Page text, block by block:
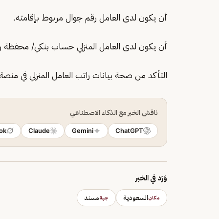
أن يكون لدى العامل رقم جوال مربوط بإقامته.
أن يكون لدى العامل المنزلي حساب بنكي/ محفظة
التأكد من صحة بيانات راتب العامل المنزلي في
ناقش الخبر مع الذكاء الاصطناعي
ChatGPT
Gemini
Claude
وَرَد في الخبر
مكانالسعودية جهةمسند